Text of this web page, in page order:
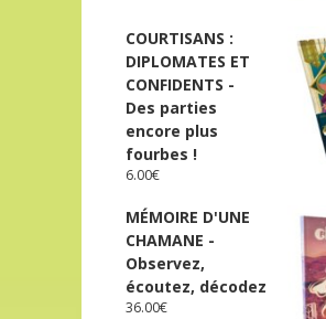
COURTISANS :
DIPLOMATES ET
CONFIDENTS -
Des parties
encore plus
fourbes !
6.00€
MÉMOIRE D'UNE
CHAMANE -
Observez,
écoutez, décodez
36.00€